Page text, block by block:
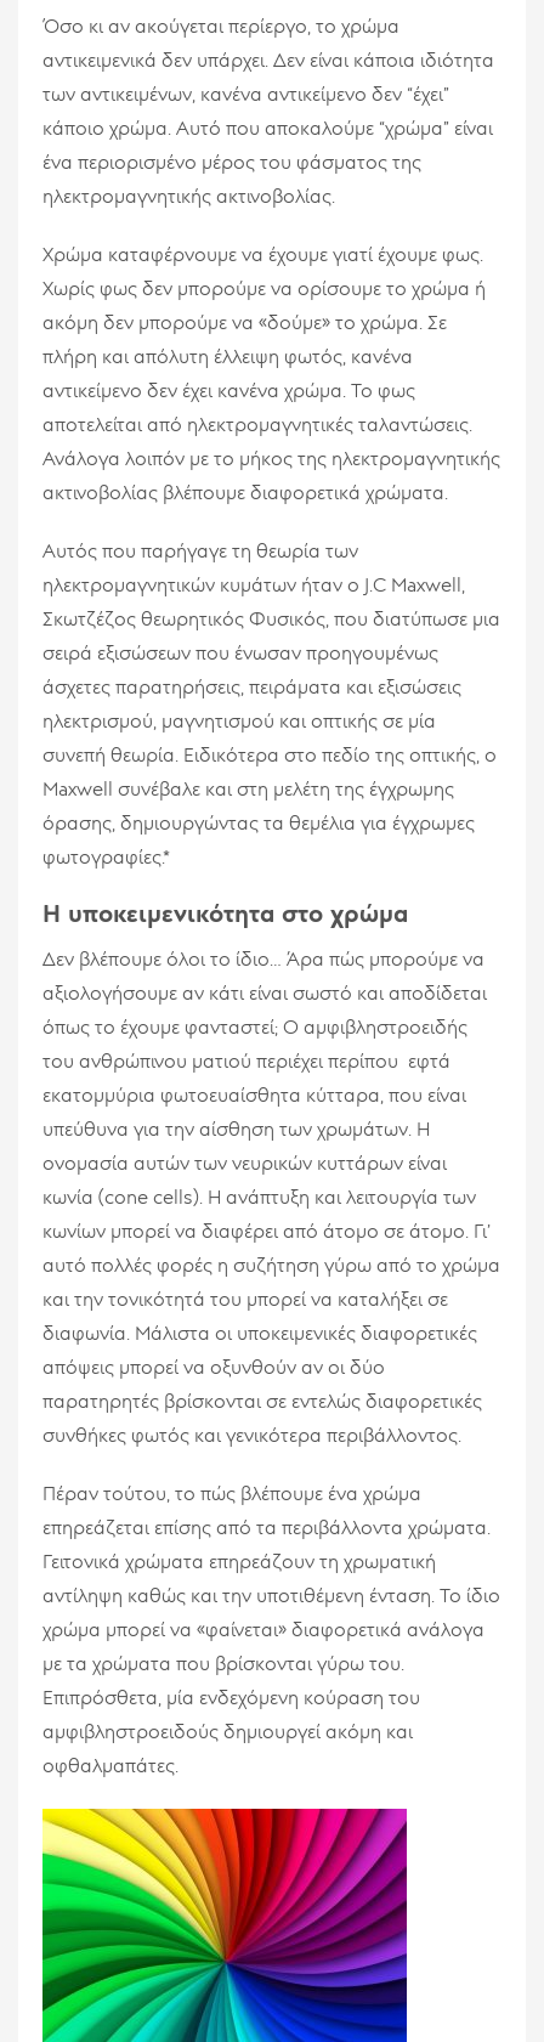
Όσο κι αν ακούγεται περίεργο, το χρώμα
αντικειμενικά δεν υπάρχει. Δεν είναι κάποια ιδιότητα
των αντικειμένων, κανένα αντικείμενο δεν “έχει”
κάποιο χρώμα. Αυτό που αποκαλούμε “χρώμα” είναι
ένα περιορισμένο μέρος του φάσματος της
ηλεκτρομαγνητικής ακτινοβολίας.
Χρώμα καταφέρνουμε να έχουμε γιατί έχουμε φως.
Χωρίς φως δεν μπορούμε να ορίσουμε το χρώμα ή
ακόμη δεν μπορούμε να «δούμε» το χρώμα. Σε
πλήρη και απόλυτη έλλειψη φωτός, κανένα
αντικείμενο δεν έχει κανένα χρώμα. Το φως
αποτελείται από ηλεκτρομαγνητικές ταλαντώσεις.
Ανάλογα λοιπόν με το μήκος της ηλεκτρομαγνητικής
ακτινοβολίας βλέπουμε διαφορετικά χρώματα.
Αυτός που παρήγαγε τη θεωρία των
ηλεκτρομαγνητικών κυμάτων ήταν ο J.C Maxwell,
Σκωτζέζος θεωρητικός Φυσικός, που διατύπωσε μια
σειρά εξισώσεων που ένωσαν προηγουμένως
άσχετες παρατηρήσεις, πειράματα και εξισώσεις
ηλεκτρισμού, μαγνητισμού και οπτικής σε μία
συνεπή θεωρία. Ειδικότερα στο πεδίο της οπτικής, ο
Maxwell συνέβαλε και στη μελέτη της έγχρωμης
όρασης, δημιουργώντας τα θεμέλια για έγχρωμες
φωτογραφίες.*
H υποκειμενικότητα στο χρώμα
Δεν βλέπουμε όλοι το ίδιο… Άρα πώς μπορούμε να
αξιολογήσουμε αν κάτι είναι σωστό και αποδίδεται
όπως το έχουμε φανταστεί; Ο αμφιβληστροειδής
του ανθρώπινου ματιού περιέχει περίπου εφτά
εκατομμύρια φωτοευαίσθητα κύτταρα, που είναι
υπεύθυνα για την αίσθηση των χρωμάτων. Η
ονομασία αυτών των νευρικών κυττάρων είναι
κωνία (cone cells). Η ανάπτυξη και λειτουργία των
κωνίων μπορεί να διαφέρει από άτομο σε άτομο. Γι’
αυτό πολλές φορές η συζήτηση γύρω από το χρώμα
και την τονικότητά του μπορεί να καταλήξει σε
διαφωνία. Μάλιστα οι υποκειμενικές διαφορετικές
απόψεις μπορεί να οξυνθούν αν οι δύο
παρατηρητές βρίσκονται σε εντελώς διαφορετικές
συνθήκες φωτός και γενικότερα περιβάλλοντος.
Πέραν τούτου, το πώς βλέπουμε ένα χρώμα
επηρεάζεται επίσης από τα περιβάλλοντα χρώματα.
Γειτονικά χρώματα επηρεάζουν τη χρωματική
αντίληψη καθώς και την υποτιθέμενη ένταση. Το ίδιο
χρώμα μπορεί να «φαίνεται» διαφορετικά ανάλογα
με τα χρώματα που βρίσκονται γύρω του.
Επιπρόσθετα, μία ενδεχόμενη κούραση του
αμφιβληστροειδούς δημιουργεί ακόμη και
οφθαλμαπάτες.